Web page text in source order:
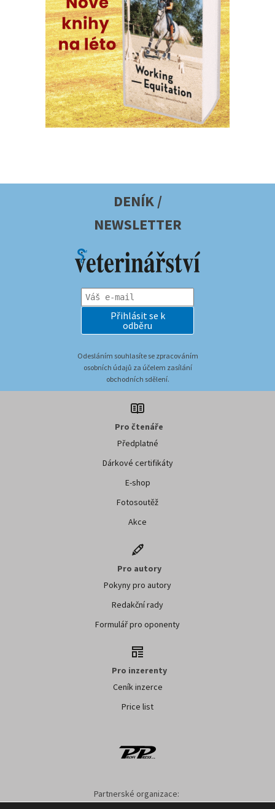
DENÍK /
NEWSLETTER
Přihlásit se k
odběru
Odesláním souhlasíte se zpracováním
osobních údajů za účelem zasílání
obchodních sdělení.
Pro čtenáře
Předplatné
Dárkové certifikáty
E-shop
Fotosoutěž
Akce
Pro autory
Pokyny pro autory
Redakční rady
Formulář pro oponenty
Pro inzerenty
Ceník inzerce
Price list
Partnerské organizace: